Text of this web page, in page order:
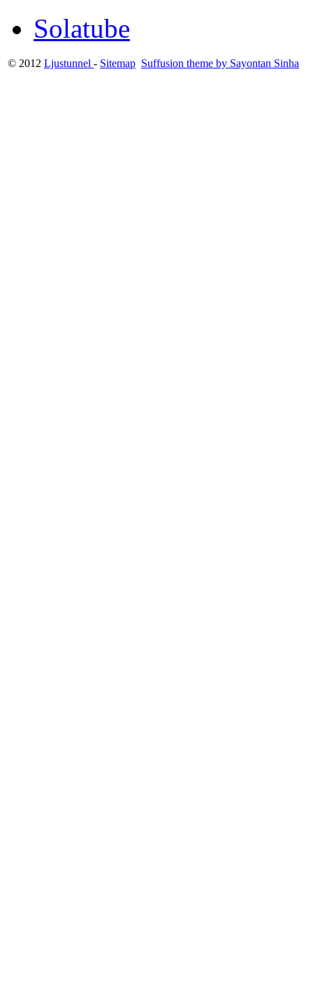
Solatube
© 2012 Ljustunnel - Sitemap Suffusion theme by Sayontan Sinha